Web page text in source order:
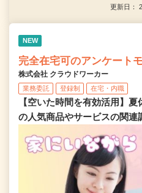
更新日：
NEW
完全在宅可のアンケート
株式会社 クラウドワーカー
業務委託 登録制 在宅・内職
【空いた時間を有効活用】
の人気商品やサービスの関連